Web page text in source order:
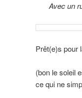
Avec un
Prêt(e)s pour
(bon le soleil
ce qui ne